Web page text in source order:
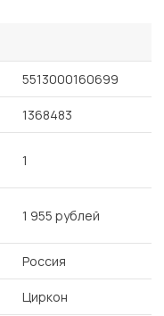
5513000160699
1368483
1
1 955 рублей
Россия
Циркон